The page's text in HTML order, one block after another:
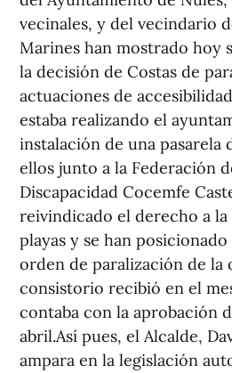
vecinales, y del vecindario
Marines han mostrado hoy
la decisión de Costas de
actuaciones de
estaba realizando el
instalación de una pasarela
ellos junto a la Federación
Discapacidad Cocemfe
reivindicado el derecho a la
playas y se han
orden de paralización de la
consistorio recibió en el
contaba con la aprobación
abril.Así pues, el Alcalde,
ampara en la legislación